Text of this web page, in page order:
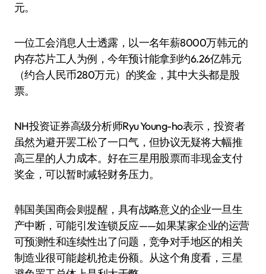
元。
一位工会消息人士透露，以一名年薪8000万韩元的
内存芯片工人为例，今年预计能拿到约6.26亿韩元
（约合人民币280万元）的奖金，其中大头都是股
票。
NH投资证券高级分析师Ryu Young-ho表示，投资者
虽然为避开罢工松了一口气，但协议无疑将大幅推
高三星的人力成本。好在三星用股票而非现金支付
奖金，可以暂时减轻财务压力。
韩国美国商会则提醒，具有战略意义的企业一旦生
产中断，可能引发连锁反应——如果某家企业的运营
可预测性和连续性出了问题，竞争对手地区的相关
制造业很可能趁机抢走份额。从这个角度看，三星